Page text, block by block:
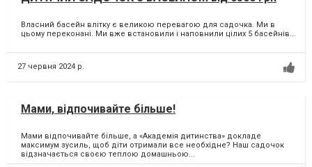
Власний басейн влітку є великою перевагою для садочка. Ми в
цьому переконані. Ми вже встановили і наповнили цілих 5 басейнів...
27 червня 2024 р.
Мами, відпочивайте більше!
Мами відпочивайте більше, а «Академія дитинства» докладе
максимум зусиль, щоб діти отримали все необхідне? Наш садочок
відзначається своєю теплою домашньою...